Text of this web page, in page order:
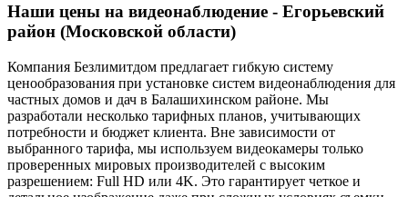
Наши цены на видеонаблюдение - Егорьевский
район (Московской области)
Компания Безлимитдом предлагает гибкую систему
ценообразования при установке систем видеонаблюдения для
частных домов и дач в Балашихинском районе. Мы
разработали несколько тарифных планов, учитывающих
потребности и бюджет клиента. Вне зависимости от
выбранного тарифа, мы используем видеокамеры только
проверенных мировых производителей с высоким
разрешением: Full HD или 4K. Это гарантирует четкое и